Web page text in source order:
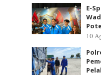
E-
10